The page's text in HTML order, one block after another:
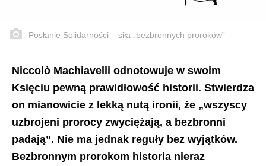
Posłanie Solidarności – siła „bezbronnych proroków”
Niccolò Machiavelli odnotowuje w swoim
Księciu pewną prawidłowość historii. Stwierdza
on mianowicie z lekką nutą ironii, że „wszyscy
uzbrojeni prorocy zwyciężają, a bezbronni
padają”. Nie ma jednak reguły bez wyjątków.
Bezbronnym prorokom historia nieraz